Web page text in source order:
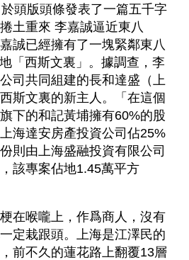
於頭版頭條發表了一篇五千字
土重來 李嘉誠逼近東八
誠已經擁有了一塊緊鄰東八
「西斯文裏」。據調查，李
司共同組建的長和達盛（上
斯文裏的新主人。「在這個
下的和記黃埔擁有60%的股
海達安房產投資公司佔25%
則由上海盛融投資有限公司
該專案佔地1.45萬平方
在喉嚨上，作爲商人，沒有
定栽跟頭。上海是江澤民的
前不久的蓮花路上翻覆13層